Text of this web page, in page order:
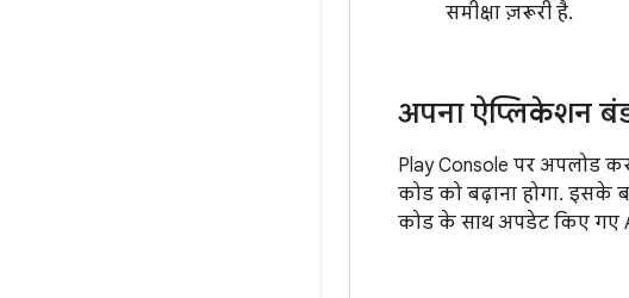
समीक्षा ज़रूरी है.
अपना ऐप्लिकेशन
Play Console पर अपलोड
कोड को बढ़ाना होगा. इसके
कोड के साथ अपडेट किए गए